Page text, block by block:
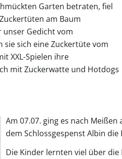
Garten betraten, fiel
am Baum
unser Gedicht vom
sich eine Zuckertüte vom
XXL-Spielen ihre
mit Zuckerwatte und Hotdogs
Am 07.07. ging es nach
dem Schlossgespenst Albin
Die Kinder lernten viel über die